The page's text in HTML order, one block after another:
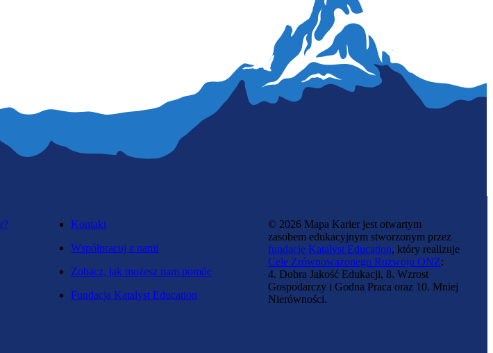
Kontakt
Współpracuj z nami
Zobacz, jak możesz nam pomóc
Fundacja Katalyst Education
© 2026 Mapa Karier jest otwartym
zasobem edukacyjnym stworzonym przez
fundację Katalyst Education, który realizuje
Cele Zrównoważonego Rozwoju ONZ:
4. Dobra Jakość Edukacji, 8. Wzrost
Gospodarczy i Godna Praca oraz 10. Mniej
Nierówności.